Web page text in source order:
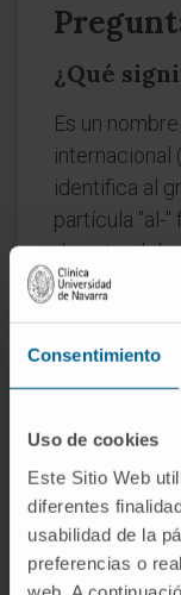
Consentimiento
Uso de cookies
Este Sitio Web
diferentes
usabilidad de la
preferencias o
¿Qué
Es un
internacional
identifica al
partícula "al-"
durante el
años
¿Es lo
No. Son dos
pertenecen a
diferencia
albendazol
puede tratar